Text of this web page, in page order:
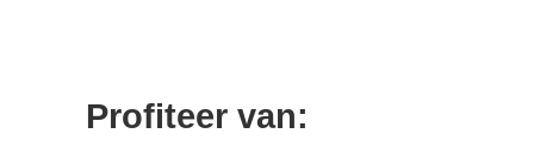
Profiteer van: